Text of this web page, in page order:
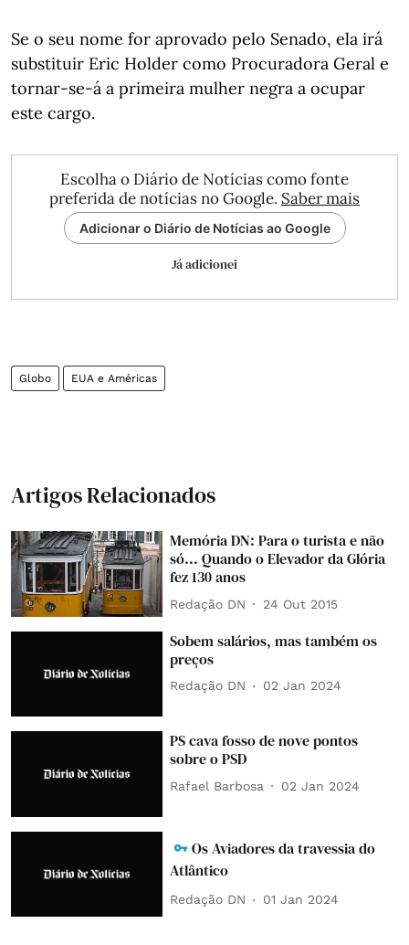
Se o seu nome for aprovado pelo Senado, ela irá
substituir Eric Holder como Procuradora Geral e
tornar-se-á a primeira mulher negra a ocupar
este cargo.
Escolha o Diário de Notícias como fonte
preferida de notícias no Google. Saber mais
Adicionar o Diário de Notícias ao Google
Já adicionei
Globo EUA e Américas
Artigos Relacionados
Memória DN: Para o turista e não
só... Quando o Elevador da Glória
fez 130 anos
Redação DN 24 Out 2015
Sobem salários, mas também os
preços
Redação DN 02 Jan 2024
PS cava fosso de nove pontos
sobre o PSD
Rafael Barbosa 02 Jan 2024
Os Aviadores da travessia do
Atlântico
Redação DN 01 Jan 2024